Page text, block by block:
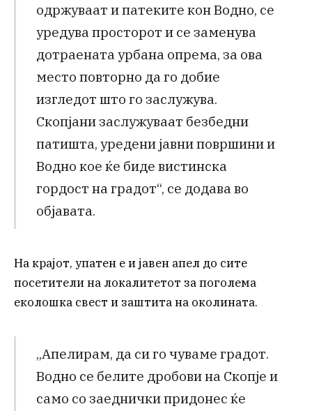
одржуваат и патеките кон Водно, се
уредува просторот и се заменува
дотраената урбана опрема, за ова
место повторно да го добие
изгледот што го заслужува.
Скопјани заслужуваат безбедни
патишта, уредени јавни површини и
Водно кое ќе биде вистинска
гордост на градот“, се додава во
објавата.
На крајот, упатен е и јавен апел до сите
посетители на локалитетот за поголема
еколошка свест и заштита на околината.
„Апелирам, да си го чуваме градот.
Водно се белите дробови на Скопје и
само со заеднички придонес ќе